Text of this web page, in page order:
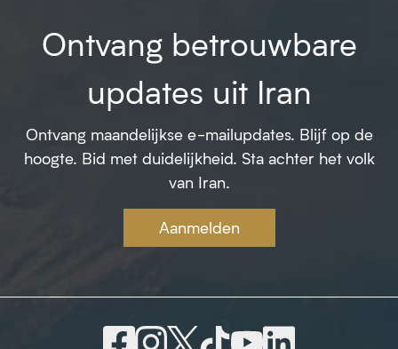
Ontvang betrouwbare
updates uit Iran
Ontvang maandelijkse e-mailupdates. Blijf op de
hoogte. Bid met duidelijkheid. Sta achter het volk
van Iran.
Aanmelden